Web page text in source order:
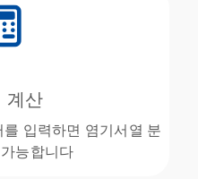
s
계산
입력하면 염기서열 분
능합니다